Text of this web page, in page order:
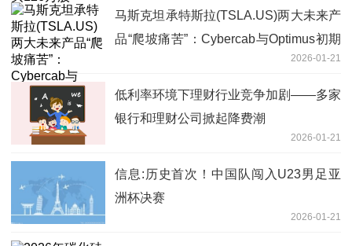
马斯克坦承特斯拉(TSLA.US)两大未来产
品“爬坡痛苦”：Cybercab与Optimus初期
2026-01-21
低利率环境下理财行业竞争加剧——多家
银行和理财公司掀起降费潮
2026-01-21
信息:历史首次！中国队闯入U23男足亚
洲杯决赛
2026-01-21